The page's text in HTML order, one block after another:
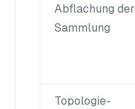
Abflachung der
Sammlung
Topologie-